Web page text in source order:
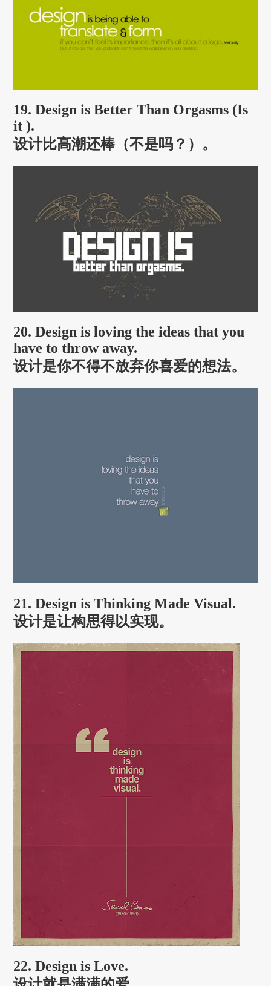
19. Design is Better Than Orgasms (Is
it ).
设计比高潮还棒（不是吗？）。
20. Design is loving the ideas that you
have to throw away.
设计是你不得不放弃你喜爱的想法。
21. Design is Thinking Made Visual.
设计是让构思得以实现。
22. Design is Love.